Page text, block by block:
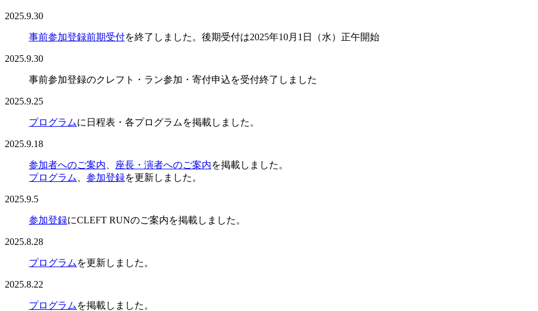
2025.9.30
事前参加登録前期受付を終了しました。後期受付は2025年10月1日（水）正午開始
2025.9.30
事前参加登録のクレフト・ラン参加・寄付申込を受付終了しました
2025.9.25
プログラムに日程表・各プログラムを掲載しました。
2025.9.18
参加者へのご案内 座長・演者へのご案内を掲載しました。
プログラム
参加登録を更新しました。
2025.9.5
参加登録にCLEFT RUNのご案内を掲載しました。
2025.8.28
プログラム を更新しました。
2025.8.22
プログラム を掲載しました。